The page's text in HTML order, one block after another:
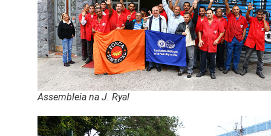
Assembleia na J. Ryal